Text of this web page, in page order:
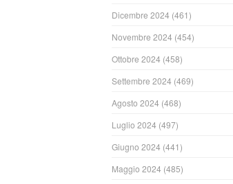
Dicembre 2024 (461)
Novembre 2024 (454)
Ottobre 2024 (458)
Settembre 2024 (469)
Agosto 2024 (468)
Luglio 2024 (497)
Giugno 2024 (441)
Maggio 2024 (485)